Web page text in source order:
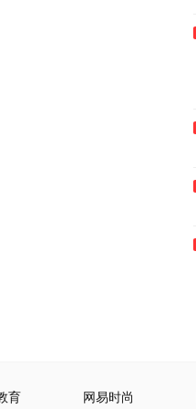
育 网易时尚